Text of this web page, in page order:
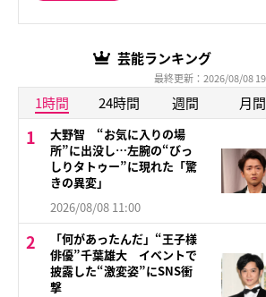
芸能ランキング
最終更新：2026/08/08
1時間 24時間 週間 月間
大野智 “お気に入りの場
所”に出没し…左腕の“びっ
しりタトゥー”に現れた「驚
きの異変」
2026/08/08 11:00
「何があったんだ」“王子様
俳優”千葉雄大 イベントで
披露した“激変姿”にSNS衝
撃